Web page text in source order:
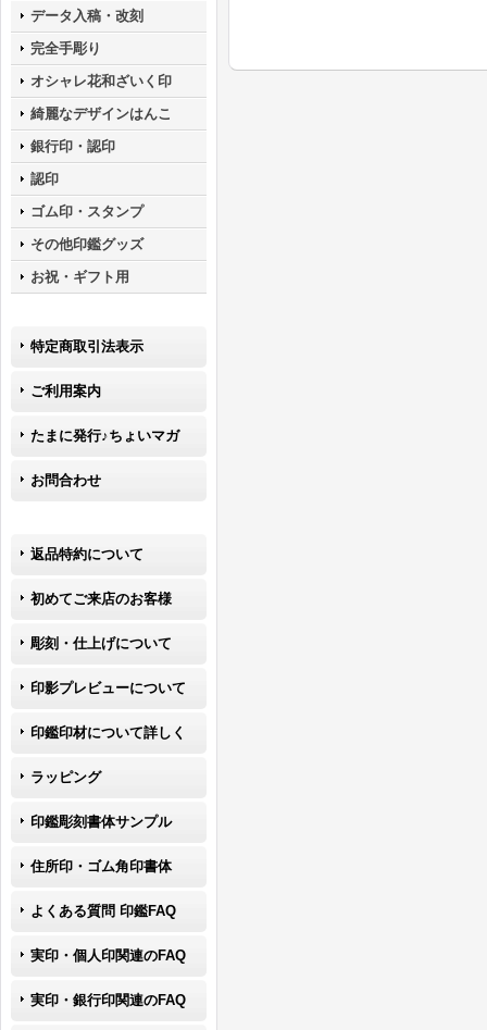
データ入稿・改刻
完全手彫り
オシャレ花和ざいく印
綺麗なデザインはんこ
銀行印・認印
認印
ゴム印・スタンプ
その他印鑑グッズ
お祝・ギフト用
特定商取引法表示
ご利用案内
たまに発行♪ちょいマガ
お問合わせ
返品特約について
初めてご来店のお客様
彫刻・仕上げについて
印影プレビューについて
印鑑印材について詳しく
ラッピング
印鑑彫刻書体サンプル
住所印・ゴム角印書体
よくある質問 印鑑FAQ
実印・個人印関連のFAQ
実印・銀行印関連のFAQ